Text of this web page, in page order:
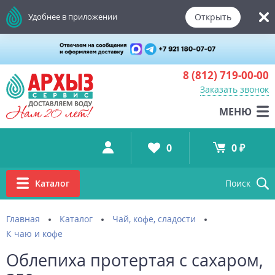
8 (812) 719-00-00
Заказать звонок
МЕНЮ
Удобнее в приложении Открыть
Каталог Поиск
0 0 ₽
Главная Каталог
Чай, кофе, сладости
К чаю и кофе
Облепиха протертая с сахаром,